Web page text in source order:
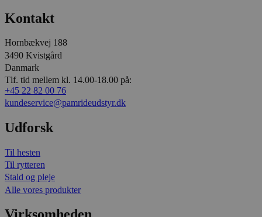
Kontakt
Hornbækvej 188
3490 Kvistgård
Danmark
Tlf. tid mellem kl. 14.00-18.00 på:
+45 22 82 00 76
kundeservice@pamrideudstyr.dk
Udforsk
Til hesten
Til rytteren
Stald og pleje
Alle vores produkter